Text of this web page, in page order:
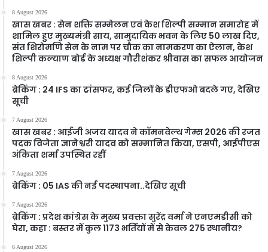
8 August 2026
खास खबर : सेन शक्ति सम्मेलन एवं केश शिल्पी सम्मान समारोह में
शामिल हुए मुख्यमंत्री साय, सामुदायिक भवन के लिए 50 लाख दिए,
संत शिरोमणि सेन के नाम पर चौक का नामकरण का ऐलान, केश
शिल्पी कल्याण बोर्ड के अध्यक्ष गौरीशंकर श्रीवास का सफल आयोजन
8 August 2026
ब्रेकिंग : 24 IFS का ट्रांसफर, कई जिलों के डीएफओ बदले गए, देखिए
सूची
7 August 2026
खास खबर : आईजी अजय यादव ने कॉमनवेल्थ गेम्स 2026 की रजत
पदक विजेता ज्ञानेश्वरी यादव को सम्मानित किया, एसपी, आईपीएस
अंकिता शर्मा उपस्थित रहीं
7 August 2026
ब्रेकिंग : 05 IAS की नई पदस्थापना..देखिए सूची
7 August 2026
ब्रेकिंग : प्रदेश कांग्रेस के मुख्य प्रवक्ता सुरेंद्र वर्मा ने एनएमडीसी को
घेरा, कहा : बस्तर में कुल 1173 भर्तियों में से केवल 275 स्थानीय?
6 August 2026